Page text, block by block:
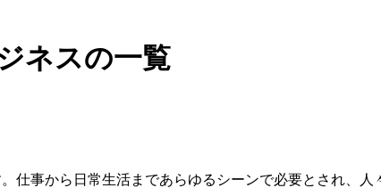
ネスの一覧
仕事から日常生活まであらゆるシーンで必要とされ、人